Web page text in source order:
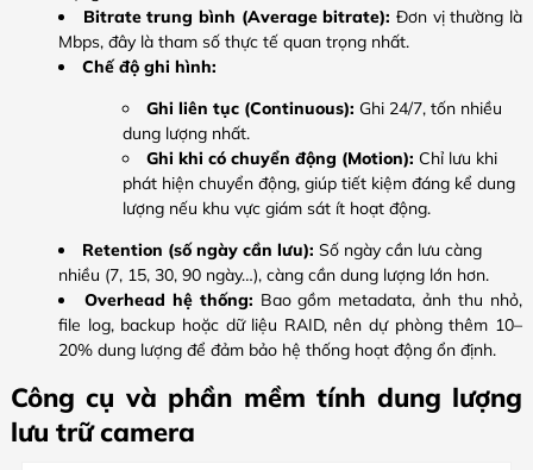
Bitrate trung bình (Average bitrate): Đơn vị thường là
Mbps, đây là tham số thực tế quan trọng nhất.
Chế độ ghi hình:
Ghi liên tục (Continuous): Ghi 24/7, tốn nhiều
dung lượng nhất.
Ghi khi có chuyển động (Motion): Chỉ lưu khi
phát hiện chuyển động, giúp tiết kiệm đáng kể dung
lượng nếu khu vực giám sát ít hoạt động.
Retention (số ngày cần lưu): Số ngày cần lưu càng
nhiều (7, 15, 30, 90 ngày…), càng cần dung lượng lớn hơn.
Overhead hệ thống: Bao gồm metadata, ảnh thu nhỏ,
file log, backup hoặc dữ liệu RAID, nên dự phòng thêm 10–
20% dung lượng để đảm bảo hệ thống hoạt động ổn định.
Công cụ và phần mềm tính dung lượng
lưu trữ camera